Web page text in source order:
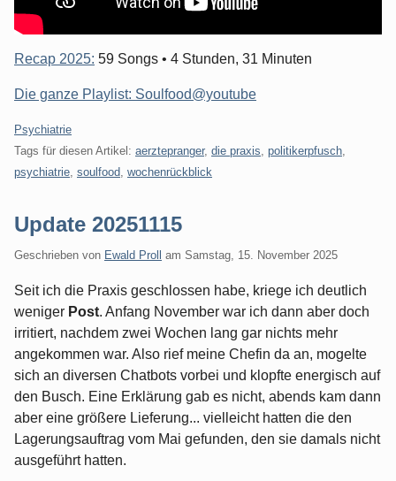
Recap 2025: 59 Songs • 4 Stunden, 31 Minuten
Die ganze Playlist: Soulfood@youtube
Kategorien:
Psychiatrie
Tags für diesen Artikel: aerztepranger, die praxis politikerpfusch
psychiatrie soulfood wochenrückblick
Update 20251115
Geschrieben von Ewald Proll am Samstag, 15. November 2025
Seit ich die Praxis geschlossen habe, kriege ich deutlich
weniger Post. Anfang November war ich dann aber doch
irritiert, nachdem zwei Wochen lang gar nichts mehr
angekommen war. Also rief meine Chefin da an, mogelte
sich an diversen Chatbots vorbei und klopfte energisch auf
den Busch. Eine Erklärung gab es nicht, abends kam dann
aber eine größere Lieferung... vielleicht hatten die den
Lagerungsauftrag vom Mai gefunden, den sie damals nicht
ausgeführt hatten.